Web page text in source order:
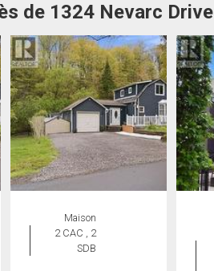
de 1324 Nevarc Drive
Maison
2 CAC , 2
SDB